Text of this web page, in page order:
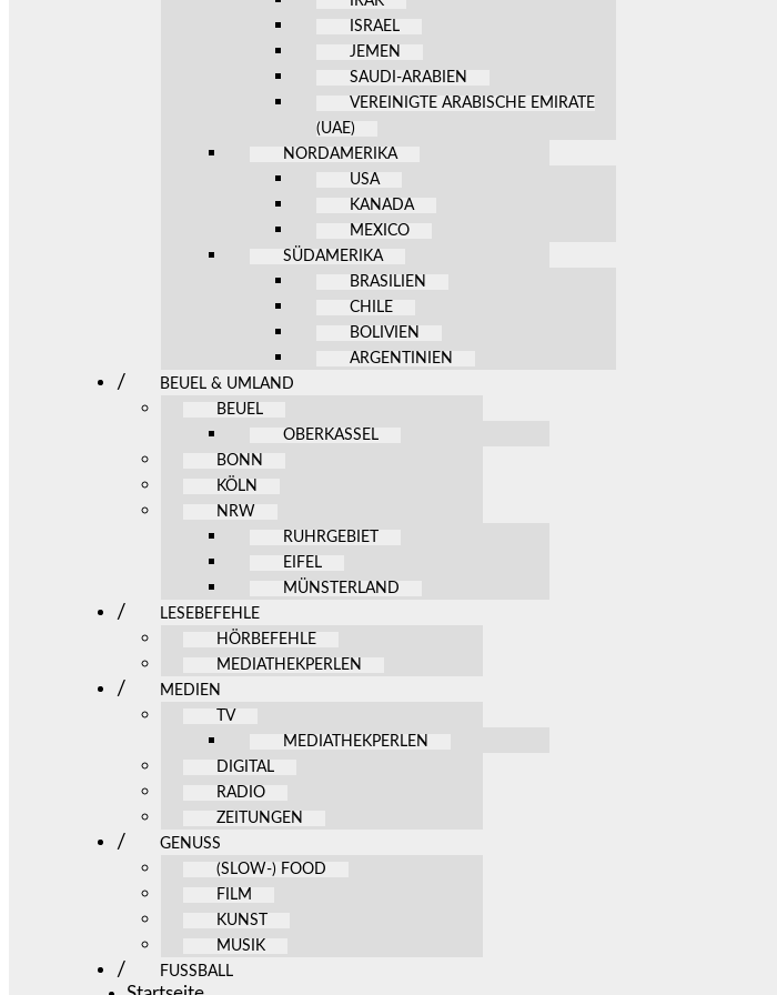
ISRAEL
JEMEN
SAUDI-ARABIEN
VEREINIGTE ARABISCHE EMIRATE
(UAE)
NORDAMERIKA
USA
KANADA
MEXICO
SÜDAMERIKA
BRASILIEN
CHILE
BOLIVIEN
ARGENTINIEN
BEUEL & UMLAND
BEUEL
OBERKASSEL
BONN
KÖLN
NRW
RUHRGEBIET
EIFEL
MÜNSTERLAND
LESEBEFEHLE
HÖRBEFEHLE
MEDIATHEKPERLEN
MEDIEN
TV
MEDIATHEKPERLEN
DIGITAL
RADIO
ZEITUNGEN
GENUSS
(SLOW-) FOOD
FILM
KUNST
MUSIK
FUSSBALL